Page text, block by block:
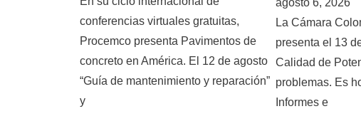
conferencias virtuales gratuitas,
Procemco presenta Pavimentos de
concreto en América. El 12 de agosto
“Guía de mantenimiento y reparación”
y
agosto 6, 2026
La Cámara
presenta el 13
Calidad de
problemas. Es
Informes e